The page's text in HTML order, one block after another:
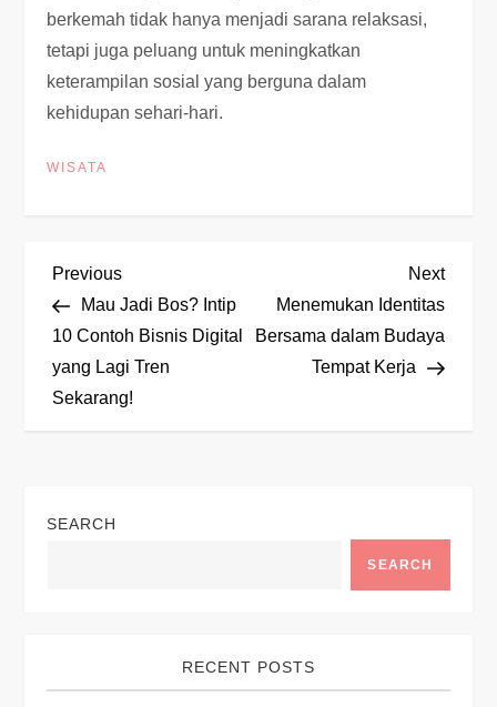
berkemah tidak hanya menjadi sarana relaksasi,
tetapi juga peluang untuk meningkatkan
keterampilan sosial yang berguna dalam
kehidupan sehari-hari.
WISATA
P
o
s
a
Previous
Post
Previous
Mau Jadi Bos? Intip
10 Contoh Bisnis Digital
yang Lagi Tren
Sekarang!
Next
Post
Next
Menemukan Identitas
Bersama dalam Budaya
Tempat Kerja
SEARCH
SEARCH
RECENT POSTS